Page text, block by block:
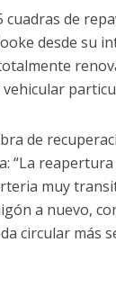
de
desde su
de
“La
muy
a nuevo,
circular más